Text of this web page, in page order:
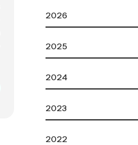
2026
2025
2024
2023
2022